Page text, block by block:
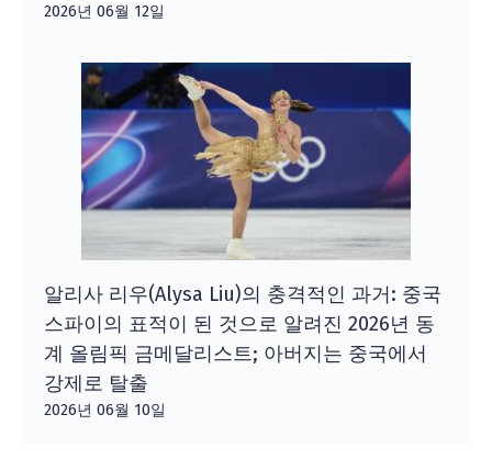
2026년 06월 12일
알리사 리우(Alysa Liu)의 충격적인 과거: 중국
스파이의 표적이 된 것으로 알려진 2026년 동
계 올림픽 금메달리스트; 아버지는 중국에서
강제로 탈출
2026년 06월 10일